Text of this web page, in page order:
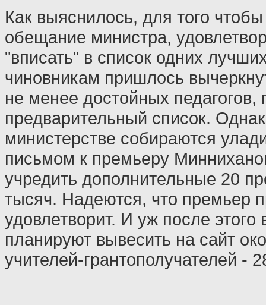
Как выяснилось, для того
обещание министра,
"вписать" в список одних
чиновникам пришлось
не менее достойных педагогов,
предварительный список.
министерстве собираются
письмом к премьеру
учредить дополнительные 20
тысяч. Надеются, что премьер
удовлетворит. И уж после этого
планируют вывесить на сайт
учителей-грантополучателей -